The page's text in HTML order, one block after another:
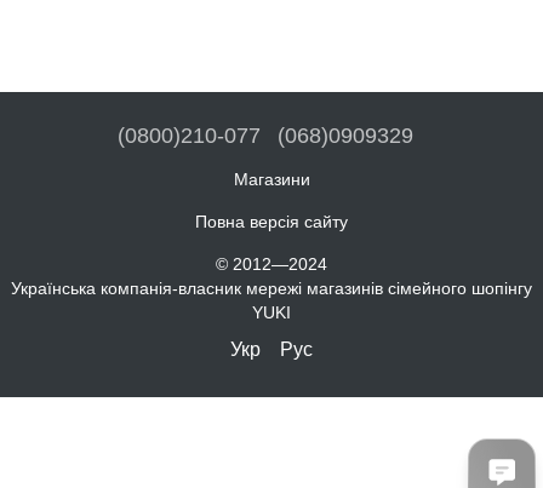
(0800)210-077 (068)0909329
Магазини
Повна версія сайту
© 2012—2024
Українська компанія-власник мережі магазинів сімейного шопінгу
YUKI
Укр Рус